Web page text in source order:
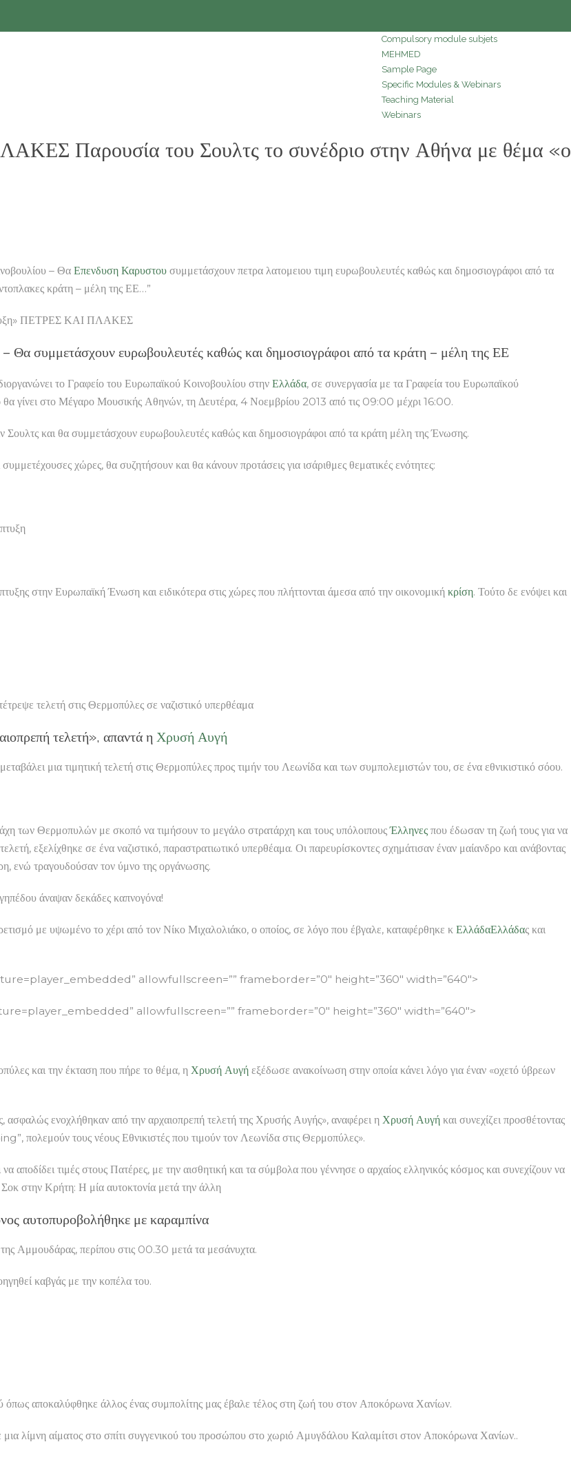
Compulsory module subjets
MEHMED
Sample Page
Specific Modules & Webinars
Teaching Material
Webinars
Παρουσία του Σουλτς το συνέδριο στην Αθήνα με θέμα «ο
– Θα Επενδυση Καρυστου συμμετάσχουν πετρα λατομειου τιμη ευρωβουλευτές καθώς και δημοσιογράφοι από τα
κράτη – μέλη της ΕΕ…”
ΠΕΤΡΕΣ ΚΑΙ ΠΛΑΚΕΣ
Θα συμμετάσχουν ευρωβουλευτές καθώς και δημοσιογράφοι από τα κράτη – μέλη της ΕΕ
το Γραφείο του Ευρωπαϊκού Κοινοβουλίου στην Ελλάδα, σε συνεργασία με τα Γραφεία του Ευρωπαϊκού
θα γίνει στο Μέγαρο Μουσικής Αθηνών, τη Δευτέρα, 4 Νοεμβρίου 2013 από τις 09:00 μέχρι 16:00.
και θα συμμετάσχουν ευρωβουλευτές καθώς και δημοσιογράφοι από τα κράτη μέλη της Ένωσης.
χώρες, θα συζητήσουν και θα κάνουν προτάσεις για ισάριθμες θεματικές ενότητες:
στην Ευρωπαϊκή Ένωση και ειδικότερα στις χώρες που πλήττονται άμεσα από την οικονομική κρίση. Τούτο δε ενόψει και
τελετή στις Θερμοπύλες σε ναζιστικό υπερθέαμα
τελετή», απαντά η Χρυσή Αυγή
μια τιμητική τελετή στις Θερμοπύλες προς τιμήν του Λεωνίδα και των συμπολεμιστών του, σε ένα εθνικιστικό σόου.
των Θερμοπυλών με σκοπό να τιμήσουν το μεγάλο στρατάρχη και τους υπόλοιπουςΈλληνες που έδωσαν τη ζωή τους για να
εξελίχθηκε σε ένα ναζιστικό, παραστρατιωτικό υπερθέαμα. Οι παρευρίσκοντες σχημάτισαν έναν μαίανδρο και ανάβοντας
ενώ τραγουδούσαν τον ύμνο της οργάνωσης.
άναψαν δεκάδες καπνογόνα!
με υψωμένο το χέρι από τον Νίκο Μιχαλολιάκο, ο οποίος, σε λόγο που έβγαλε, καταφέρθηκε κ ΕλλάδαΕλλάδας και
allowfullscreen=”” frameborder=”0″ height=”360″ width=”640″>
allowfullscreen=”” frameborder=”0″ height=”360″ width=”640″>
και την έκταση που πήρε το θέμα, η Χρυσή Αυγή εξέδωσε ανακοίνωση στην οποία κάνει λόγο για έναν «οχετό ύβρεων
ασφαλώς ενοχλήθηκαν από την αρχαιοπρεπή τελετή της Χρυσής Αυγής», αναφέρει η Χρυσή Αυγή και συνεχίζει προσθέτοντας
πολεμούν τους νέους Εθνικιστές που τιμούν τον Λεωνίδα στις Θερμοπύλες».
αποδίδει τιμές στους Πατέρες, με την αισθητική και τα σύμβολα που γέννησε ο αρχαίος ελληνικός κόσμος και συνεχίζουν να
στην Κρήτη: Η μία αυτοκτονία μετά την άλλη
αυτοπυροβολήθηκε με καραμπίνα
Αμμουδάρας, περίπου στις 00.30 μετά τα μεσάνυχτα.
καβγάς με την κοπέλα του.
όπως αποκαλύφθηκε άλλος ένας συμπολίτης μας έβαλε τέλος στη ζωή του στον Αποκόρωνα Χανίων.
μια λίμνη αίματος στο σπίτι συγγενικού του προσώπου στο χωριό Αμυγδάλου Καλαμίτσι στον Αποκόρωνα Χανίων..